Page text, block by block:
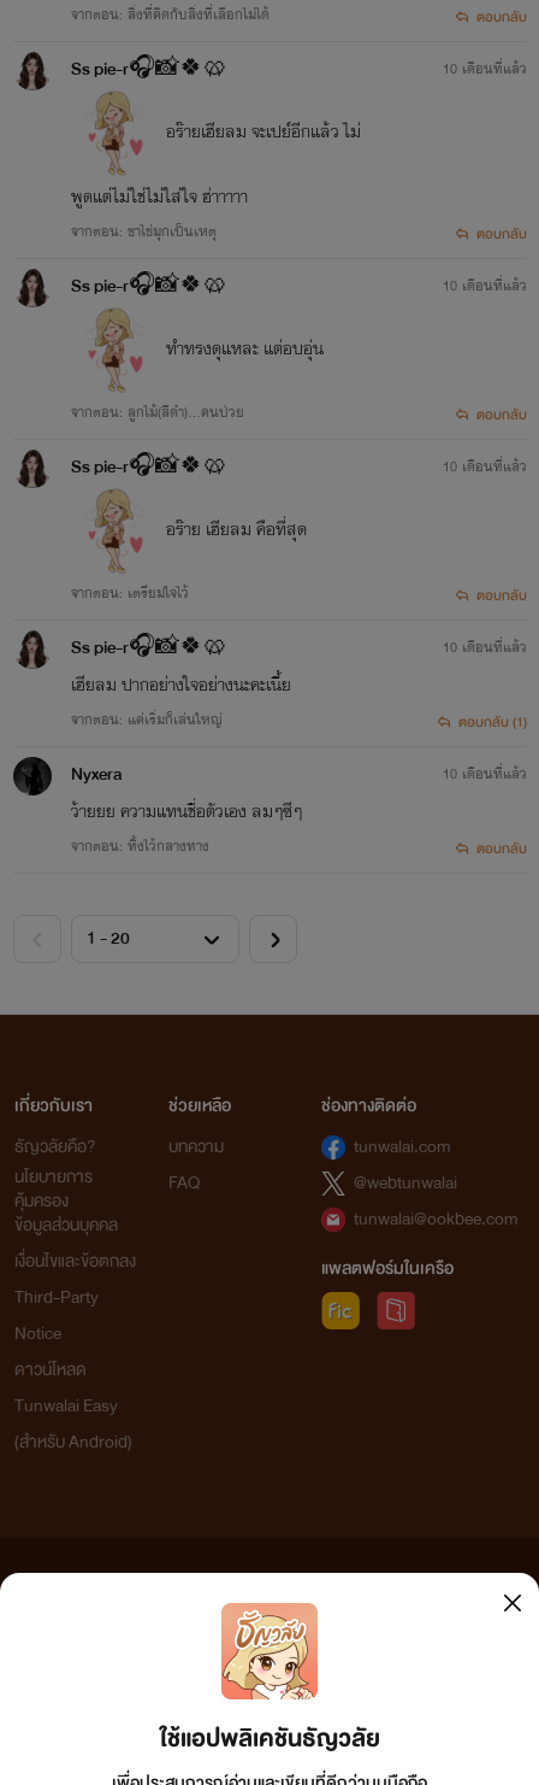
จากตอน: สิ่งที่คิดกับสิ่งที่เลือกไม่ได้ ตอบกลับ
Ss pie-r🎧📸🍀🥨
อร๊ายเฮียลม จะเปย์อีกแล้ว ไม่
พูดแต่ไม่ใช่ไม่ใส่ใจ ฮ่าาาาา
จากตอน: ชาไข่มุกเป็นเหตุ
10 เดือนที่แล้ว
ตอบกลับ
Ss pie-r🎧📸🍀🥨
ทำทรงดุแหละ แต่อบอุ่น
จากตอน: ลูกไม้(สีดำ)...คนป่วย
10 เดือนที่แล้ว
ตอบกลับ
Ss pie-r🎧📸🍀🥨
อร๊าย เฮียลม คือที่สุด
จากตอน: เตรียมใจไว้
10 เดือนที่แล้ว
ตอบกลับ
Ss pie-r🎧📸🍀🥨
เฮียลม ปากอย่างใจอย่างนะคะเนี้ย
จากตอน: แค่เริ่มก็เล่นใหญ่
10 เดือนที่แล้ว
ตอบกลับ (1)
Nyxera
ว้ายยย ความแทนชื่อตัวเอง ลมๆซีๆ
จากตอน: ทิ้งไว้กลางทาง
10 เดือนที่แล้ว
ตอบกลับ
ใช้แอปพลิเคชันธัญวลัย
เกี่ยวกับเรา
ธัญวลัยคือ?
นโยบายการ
คุ้มครอง
ข้อมูลส่วนบุคคล
เงื่อนไขและข้อตกลง
Third-Party
Notice
ดาวน์โหลด
Tunwalai Easy
(สำหรับ Android)
ช่วยเหลือ
บทความ
FAQ
ช่องทางติดต่อ
tunwalai.com
@webtunwalai
tunwalai@ookbee.com
แพลตฟอร์มในเครือ
เว็บไซต์แห่งนี้ไม่ได้เห็นด้วยและไม่ขอรับผิดชอบต่อข้อความใดๆ ทั้งสิ้น ดังนั้นผู้อ่านทุกท่านโปรดใช้
วิจารณญาณในการกลั่นกรองด้วยตนเอง และหากท่านพบข้อความใดๆ ที่ขัดต่อกฎหมายและศีลธรรม
กรุณาแจ้งมาที่ tunwalai@ookbee.com เพื่อทีมงานจะได้ดำเนินการในทันที ทั้งนี้ ทางเว็บไซต์ขอสงวน
ลิขสิทธิ์ตามพระราชบัญญัติลิขสิทธิ์ (ฉบับเพิ่มเติม) พ.ศ.2558